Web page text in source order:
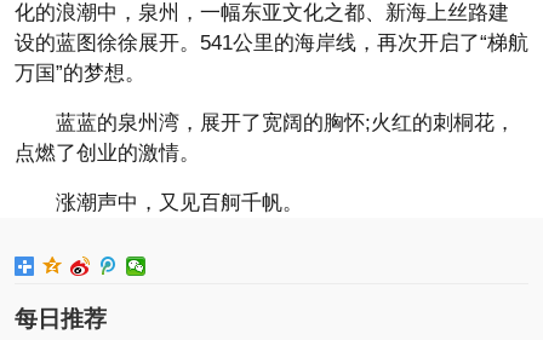
化的浪潮中，泉州，一幅东亚文化之都、新海上丝路建
设的蓝图徐徐展开。541公里的海岸线，再次开启了“梯航
万国”的梦想。
蓝蓝的泉州湾，展开了宽阔的胸怀;火红的刺桐花，
点燃了创业的激情。
涨潮声中，又见百舸千帆。
每日推荐